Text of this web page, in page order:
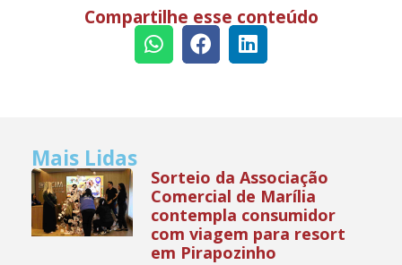
Compartilhe esse conteúdo
Mais Lidas
Sorteio da Associação
Comercial de Marília
contempla consumidor
com viagem para resort
em Pirapozinho